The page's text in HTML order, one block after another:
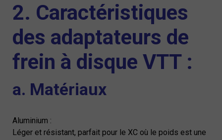
2. Caractéristiques
des adaptateurs de
frein à disque VTT :
a. Matériaux
Aluminium :
Léger et résistant, parfait pour le XC où le poids est une